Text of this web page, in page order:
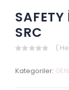
SRC
of
(
Kategoriler: